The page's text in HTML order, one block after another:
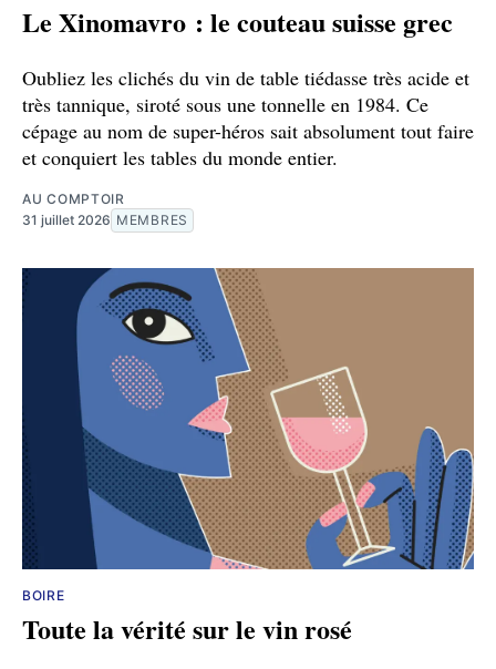
Le Xinomavro : le couteau suisse grec
Oubliez les clichés du vin de table tiédasse très acide et
très tannique, siroté sous une tonnelle en 1984. Ce
cépage au nom de super-héros sait absolument tout faire
et conquiert les tables du monde entier.
AU COMPTOIR
31 juillet 2026 MEMBRES
BOIRE
Toute la vérité sur le vin rosé